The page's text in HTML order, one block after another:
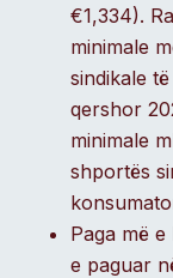
€1,334).
minimale
sindikale
qershor
minimale
shportës
Paga më
e paguar